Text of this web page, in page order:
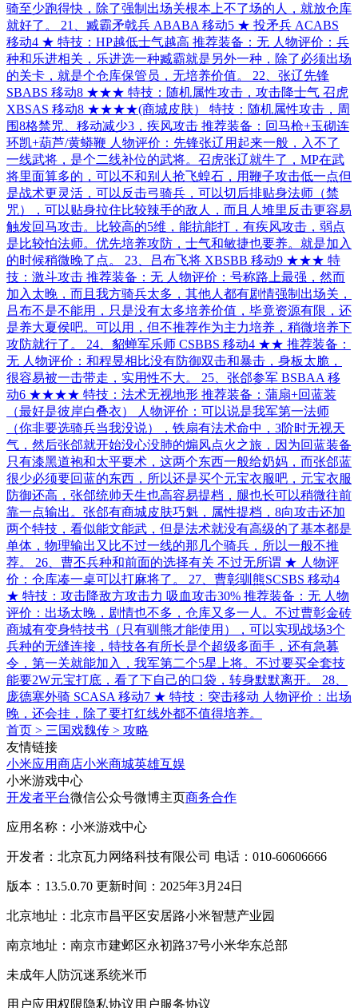
骑至少跑得快，除了强制出场关根本上不了场的人，就放仓库
就好了。 21、臧霸矛戟兵 ABABA 移动5 ★ 投矛兵 ACABS
移动4 ★ 特技：HP越低士气越高 推荐装备：无 人物评价：兵
种和乐进相关，乐进选一种臧霸就是另外一种，除了必须出场
的关卡，就是个仓库保管员，无培养价值。 22、张辽先锋
SBABS 移动8 ★★★ 特技：随机属性攻击，攻击降士气 召虎
XBSAS 移动8 ★★★★(商城皮肤） 特技：随机属性攻击，周
围8格禁咒、移动减少3，疾风攻击 推荐装备：回马枪+玉砌连
环凯+葫芦/黄蟒鞭 人物评价：先锋张辽用起来一般，入不了
一线武将，是个二线补位的武将。召虎张辽就牛了，MP在武
将里面算多的，可以不和别人抢飞蝗石，用鞭子攻击低一点但
是战术更灵活，可以反击弓骑兵，可以切后排贴身法师（禁
咒），可以贴身拉住比较辣手的敌人，而且人堆里反击更容易
触发回马攻击。比较高的5维，能抗能打，有疾风攻击，弱点
是比较怕法师。优先培养攻防，士气和敏捷也要养。就是加入
的时候稍微晚了点。 23、吕布飞将 XBSBB 移动9 ★★★ 特
技：激斗攻击 推荐装备：无 人物评价：号称路上最强，然而
加入太晚，而且我方骑兵太多，其他人都有剧情强制出场关，
吕布不是不能用，只是没有太多培养价值，毕竟资源有限，还
是养大夏侯吧。可以用，但不推荐作为主力培养，稍微培养下
攻防就行了。 24、貂蝉军乐师 CSBBS 移动4 ★★ 推荐装备：
无 人物评价：和程昱相比没有防御双击和暴击，身板太脆，
很容易被一击带走，实用性不大。 25、张郃参军 BSBAA 移
动6 ★★★★ 特技：法术无视地形 推荐装备：蒲扇+回蓝装
（最好是彼岸白叠衣） 人物评价：可以说是我军第一法师
（你非要选骑兵当我没说），铁扇有法术命中，3阶时无视天
气，然后张郃就开始没心没肺的煽风点火之旅，因为回蓝装备
只有漆黑道袍和太平要术，这两个东西一般给奶妈，而张郃蓝
很少必须要回蓝的东西，所以还是买个元宝衣服吧，元宝衣服
防御还高，张郃统帅天生也高容易提档，腿也长可以稍微往前
靠一点输出。张郃有商城皮肤巧魁，属性提档，8向攻击还加
两个特技，看似能文能武，但是法术就没有高级的了基本都是
单体，物理输出又比不过一线的那几个骑兵，所以一般不推
荐。 26、曹丕兵种和前面的选择有关 不过无所谓 ★ 人物评
价：仓库凑一桌可以打麻将了。 27、曹彰驯熊SCSBS 移动4
★ 特技：攻击降敌方攻击力 吸血攻击30% 推荐装备：无 人物
评价：出场太晚，剧情也不多，仓库又多一人。不过曹彰金砖
商城有变身特技书（只有驯熊才能使用），可以实现战场3个
兵种的无缝连接，特技各有所长是个超级多面手，还有急募
令，第一关就能加入，我军第二个5星上将。不过要买全套技
能要2W元宝打底，看了下自己的口袋，转身默默离开。 28、
庞德塞外骑 SCASA 移动7 ★ 特技：突击移动 人物评价：出场
晚，还会挂，除了要打红线外都不值得培养。
首页 > 三国戏魏传 > 攻略
友情链接
小米应用商店小米商城英雄互娱
小米游戏中心
开发者平台微信公众号微博主页商务合作
应用名称：小米游戏中心
开发者：北京瓦力网络科技有限公司 电话：010-60606666
版本：13.5.0.70 更新时间：2025年3月24日
北京地址：北京市昌平区安居路小米智慧产业园
南京地址：南京市建邺区永初路37号小米华东总部
未成年人防沉迷系统米币
用户应用权限隐私协议用户服务协议